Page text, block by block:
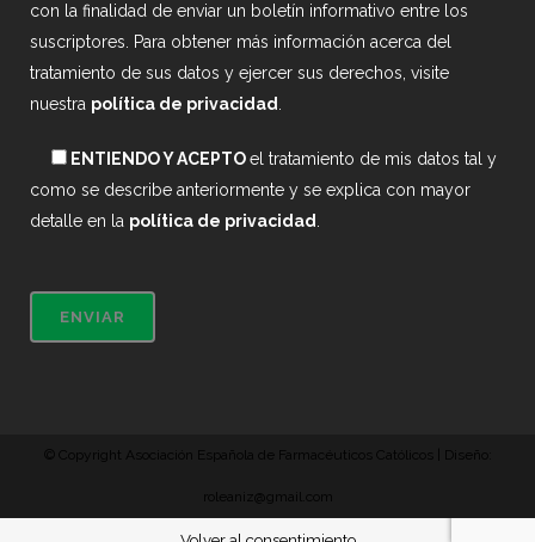
con la finalidad de enviar un boletín informativo entre los
suscriptores. Para obtener más información acerca del
tratamiento de sus datos y ejercer sus derechos, visite
nuestra política de privacidad
ENTIENDO Y ACEPTOel tratamiento de mis datos tal y
como se describe anteriormente y se explica con mayor
detalle en la política de privacidad
© Copyright Asociación Española de Farmacéuticos Católicos | Diseño:
roleaniz@gmail.com